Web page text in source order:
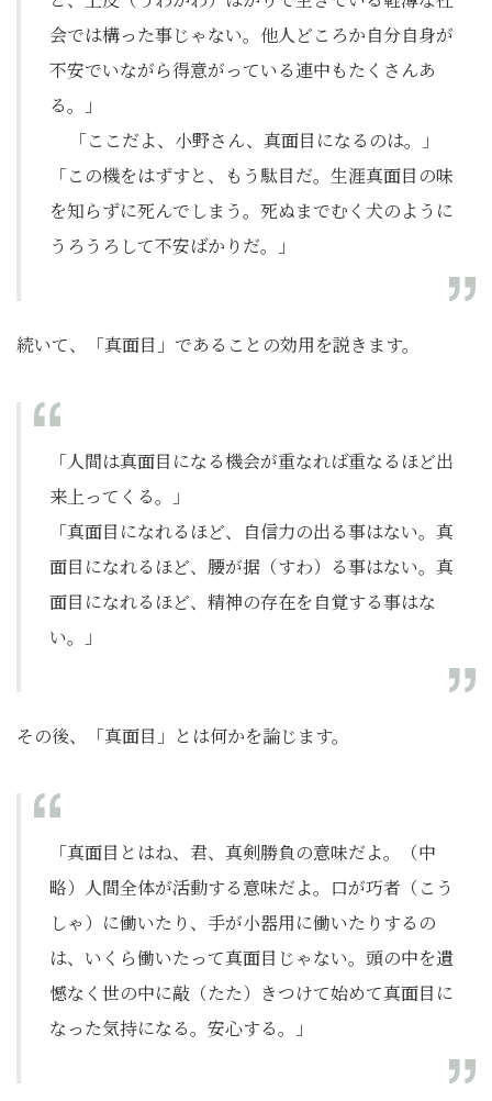
会では構った事じゃない。他人どころか自分自身が
不安でいながら得意がっている連中もたくさんあ
る。」
「ここだよ、小野さん、真面目になるのは。」
「この機をはずすと、もう駄目だ。生涯真面目の味
を知らずに死んでしまう。死ぬまでむく犬のように
うろうろして不安ばかりだ。」
続いて、「真面目」であることの効用を説きます。
「人間は真面目になる機会が重なれば重なるほど出
来上ってくる。」
「真面目になれるほど、自信力の出る事はない。真
面目になれるほど、腰が据（すわ）る事はない。真
面目になれるほど、精神の存在を自覚する事はな
い。」
その後、「真面目」とは何かを論じます。
「真面目とはね、君、真剣勝負の意味だよ。（中
略）人間全体が活動する意味だよ。口が巧者（こう
しゃ）に働いたり、手が小器用に働いたりするの
は、いくら働いたって真面目じゃない。頭の中を遺
憾なく世の中に敲（たた）きつけて始めて真面目に
なった気持になる。安心する。」